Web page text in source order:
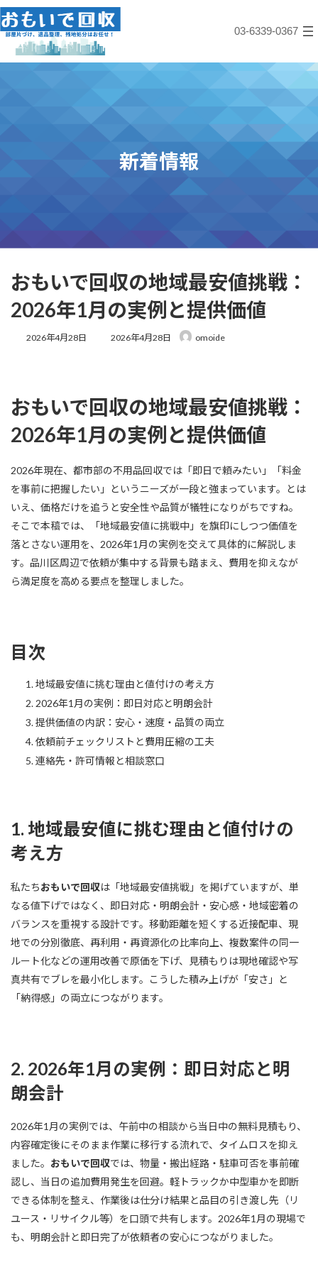
コ
ン
テ
ツ
ナ
ビ
ゲ
シ
03-6339-0367
新着情報
おもいで回収の地域最安値挑戦：
2026年1月の実例と提供価値
2026年4月28日
最
時
:
2026年4月28日 omoide
おもいで回収の地域最安値挑戦：
2026年1月の実例と提供価値
2026年現在、都市部の不用品回収では「即日で頼みたい」「料金
を事前に把握したい」というニーズが一段と強まっています。とは
いえ、価格だけを追うと安全性や品質が犠牲になりがちですね。
そこで本稿では、「地域最安値に挑戦中」を旗印にしつつ価値を
落とさない運用を、2026年1月の実例を交えて具体的に解説しま
す。品川区周辺で依頼が集中する背景も踏まえ、費用を抑えなが
ら満足度を高める要点を整理しました。
目次
地域最安値に挑む理由と値付けの考え方
2026年1月の実例：即日対応と明朗会計
提供価値の内訳：安心・速度・品質の両立
依頼前チェックリストと費用圧縮の工夫
連絡先・許可情報と相談窓口
1. 地域最安値に挑む理由と値付けの
考え方
私たちおもいで回収は「地域最安値挑戦」を掲げていますが、単
なる値下げではなく、即日対応・明朗会計・安心感・地域密着の
バランスを重視する設計です。移動距離を短くする近接配車、現
地での分別徹底、再利用・再資源化の比率向上、複数案件の同一
ルート化などの運用改善で原価を下げ、見積もりは現地確認や写
真共有でブレを最小化します。こうした積み上げが「安さ」と
「納得感」の両立につながります。
2. 2026年1月の実例：即日対応と明
朗会計
2026年1月の実例では、午前中の相談から当日中の無料見積もり、
内容確定後にそのまま作業に移行する流れで、タイムロスを抑え
ました。 おもいで回収では、物量・搬出経路・駐車可否を事前確
認し、当日の追加費用発生を回避。軽トラックか中型車かを即断
できる体制を整え、作業後は仕分け結果と品目の引き渡し先（リ
ユース・リサイクル等）を口頭で共有します。2026年1月の現場で
も、明朗会計と即日完了が依頼者の安心につながりました。